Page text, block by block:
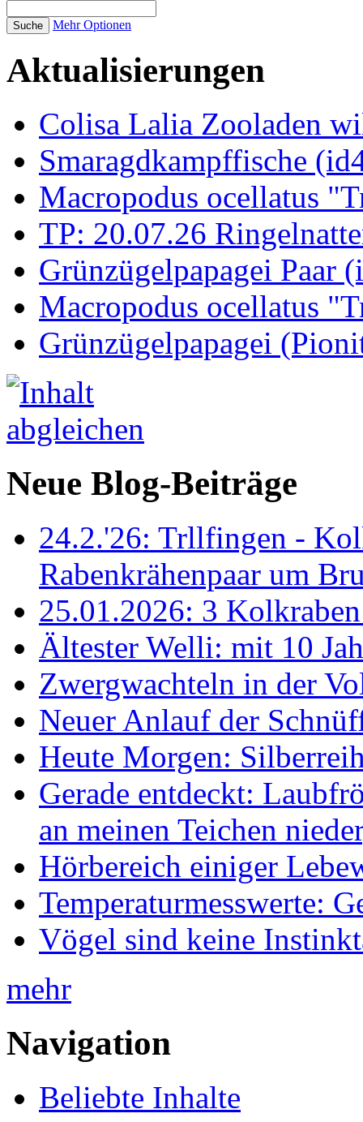
Mehr Optionen
Aktualisierungen
Colisa Lalia Zooladen
Smaragdkampffische
Macropodus ocellatus
TP: 20.07.26
Grünzügelpapagei Paar
Macropodus ocellatus
Grünzügelpapagei
Neue Blog-Beiträge
24.2.'26: Trllfingen -
Rabenkrähenpaar um
25.01.2026: 3
Ältester Welli: mit 10
Zwergwachteln in der
Neuer Anlauf der
Heute Morgen:
Gerade entdeckt:
an meinen Teichen
Hörbereich einiger
Temperaturmesswerte:
Vögel sind keine
mehr
Navigation
Beliebte Inhalte